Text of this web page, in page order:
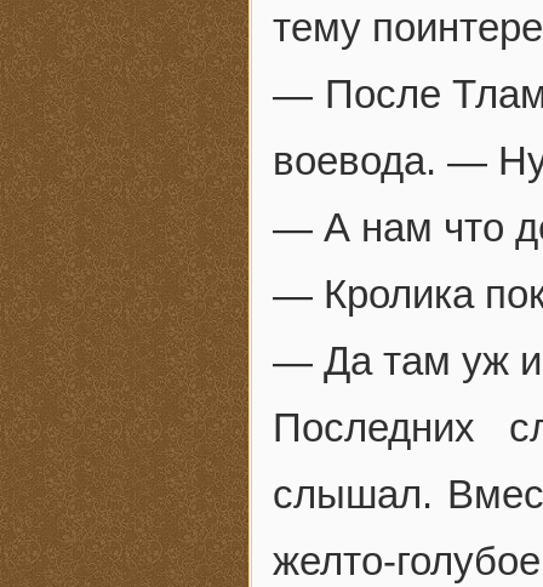
тему
— После
воевода. —
— А нам что
— Кролика
— Да там уж и
Последних
слышал.
желто-